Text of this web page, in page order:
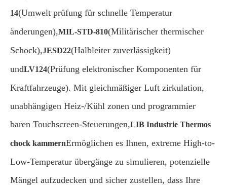
14(Umwelt prüfung für schnelle Temperatur
änderungen),MIL-STD-810(Militärischer thermischer
Schock),JESD22(Halbleiter zuverlässigkeit)
undLV124(Prüfung elektronischer Komponenten für
Kraftfahrzeuge). Mit gleichmäßiger Luft zirkulation,
unabhängigen Heiz-/Kühl zonen und programmier
baren Touchscreen-Steuerungen,LIB Industrie Thermos
chock kammernErmöglichen es Ihnen, extreme High-to-
Low-Temperatur übergänge zu simulieren, potenzielle
Mängel aufzudecken und sicher zustellen, dass Ihre